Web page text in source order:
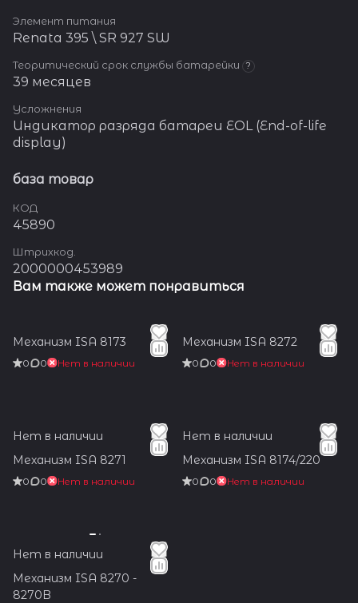
Элемент питания
Renata 395 \ SR 927 SW
Теоритический срок службы батарейки ?
39 месяцев
Усложнения
Индикатор разряда батареи EOL (End-of-life
display)
база товар
КОД
45890
Штрихкод.
2000000453989
Вам также может понравиться
Механизм ISA 8173
0 0 Нет в наличии
Механизм ISA 8272
0 0 Нет в наличии
Нет в наличии
Механизм ISA 8271
0 0 Нет в наличии
Нет в наличии
Механизм ISA 8174/220
0 0 Нет в наличии
Нет в наличии
Механизм ISA 8270 -
8270B